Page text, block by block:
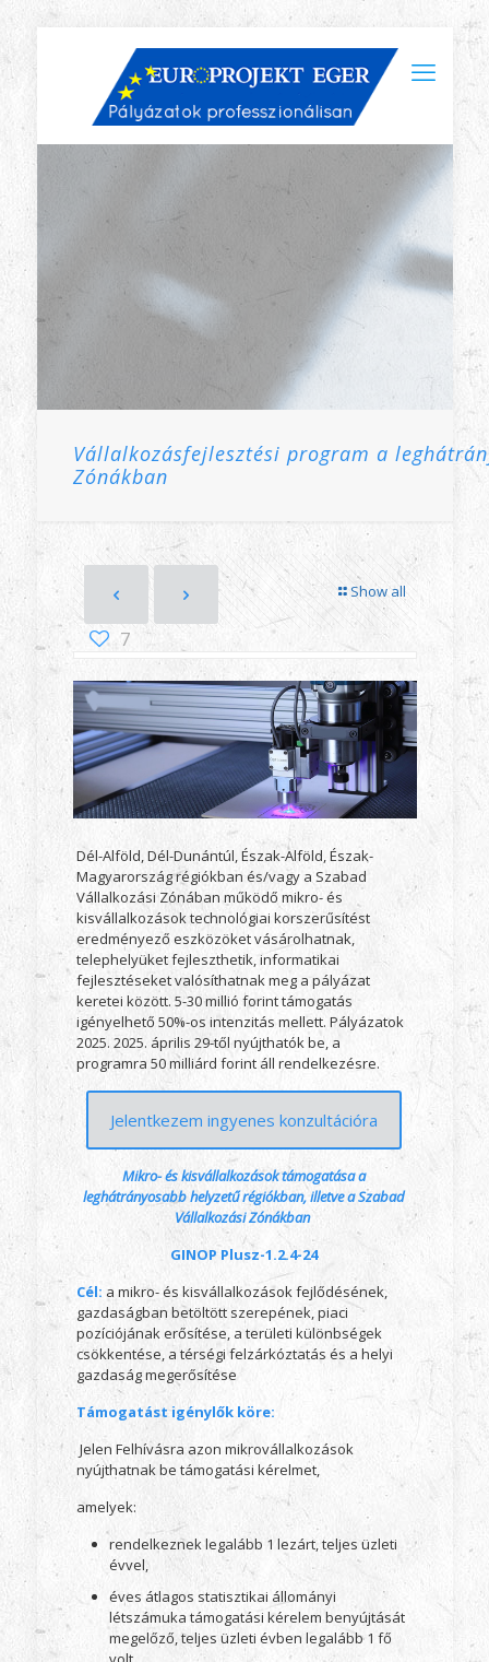
Vállalkozásfejlesztési program a
Zónákban
Show all
7
Dél-Alföld, Dél-Dunántúl, Észak-Alföld, Észak-
Magyarország régiókban és/vagy a Szabad
Vállalkozási Zónában működő mikro- és
kisvállalkozások technológiai korszerűsítést
eredményező eszközöket vásárolhatnak,
telephelyüket fejleszthetik, informatikai
fejlesztéseket valósíthatnak meg a pályázat
keretei között. 5-30 millió forint támogatás
igényelhető 50%-os intenzitás mellett. Pályázatok
2025. 2025. április 29-től nyújthatók be, a
programra 50 milliárd forint áll rendelkezésre.
Jelentkezem ingyenes konzultációra
Mikro- és kisvállalkozások támogatása a
leghátrányosabb helyzetű régiókban, illetve a Szabad
Vállalkozási Zónákban
GINOP Plusz-1.2.4-24
Cél: a mikro- és kisvállalkozások fejlődésének,
gazdaságban betöltött szerepének, piaci
pozíciójának erősítése, a területi különbségek
csökkentése, a térségi felzárkóztatás és a helyi
gazdaság megerősítése
Támogatást igénylők köre:
Jelen Felhívásra azon mikrovállalkozások
nyújthatnak be támogatási kérelmet,
amelyek:
rendelkeznek legalább 1 lezárt, teljes üzleti
évvel,
éves átlagos statisztikai állományi
létszámuka támogatási kérelem benyújtását
megelőző, teljes üzleti évben legalább 1 fő